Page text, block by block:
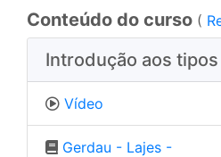
Conteúdo do curso (
Introdução aos
Vídeo
Gerdau - Lajes -